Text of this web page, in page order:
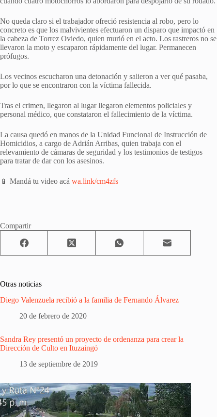
No queda claro si el trabajador ofreció resistencia al robo, pero lo
concreto es que los malvivientes efectuaron un disparo que impactó en
la cabeza de Torrez Oviedo, quien murió en el acto. Los rastreros no se
llevaron la moto y escaparon rápidamente del lugar. Permanecen
prófugos.
Los vecinos escucharon una detonación y salieron a ver qué pasaba,
por lo que se encontraron con la víctima fallecida.
Tras el crimen, llegaron al lugar llegaron elementos policiales y
personal médico, que constataron el fallecimiento de la víctima.
La causa quedó en manos de la Unidad Funcional de Instrucción de
Homicidios, a cargo de Adrián Arribas, quien trabaja con el
relevamiento de cámaras de seguridad y los testimonios de testigos
para tratar de dar con los asesinos.
📱 Mandá tu video acá wa.link/cm4zfs
Compartir
Otras noticias
Diego Valenzuela recibió a la familia de Fernando Álvarez
20 de febrero de 2020
Sandra Rey presentó un proyecto de ordenanza para crear la
Dirección de Culto en Ituzaingó
13 de septiembre de 2019